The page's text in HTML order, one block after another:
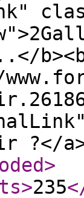
?</
>
>235